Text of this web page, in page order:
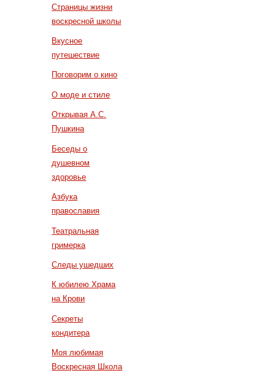
Страницы жизни
воскресной школы
Вкусное
путешествие
Поговорим о кино
О моде и стиле
Открывая А.С.
Пушкина
Беседы о
душевном
здоровье
Азбука
православия
Театральная
гримерка
Следы ушедших
К юбилею Храма
на Крови
Секреты
кондитера
Моя любимая
Воскресная Школа